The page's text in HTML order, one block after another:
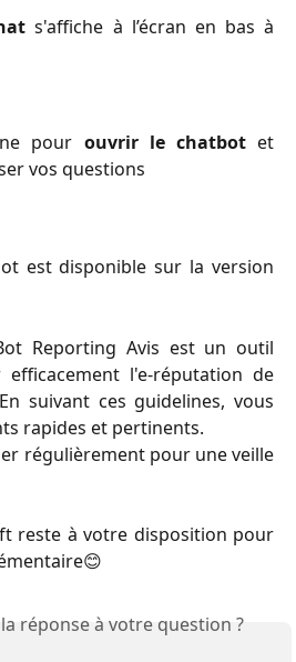
s'affiche à l’écran en bas à
pour ouvrir le chatbotet
vos questions
est disponible sur la version
Reporting Avis est un outil
l'e-réputation de
suivant ces guidelines, vous
rapides et pertinents.
régulièrement pour une veille
reste à votre disposition pour
réponse à votre question ?